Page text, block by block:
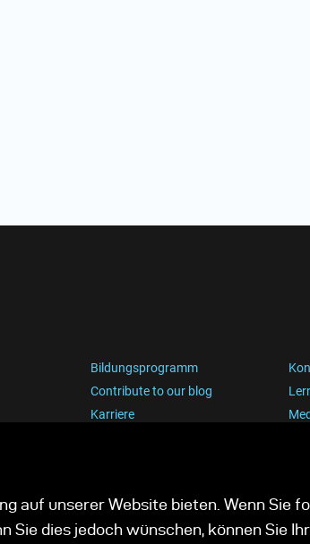
Bildungsprogramm
Contribute to our blog
Karriere
auf unserer Website bieten. Wenn Sie
Sie dies jedoch wünschen, können Sie